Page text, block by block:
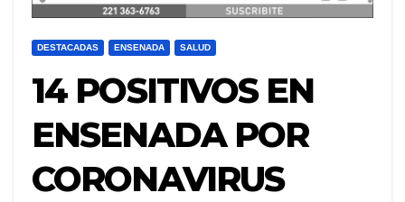
DESTACADAS ENSENADA SALUD
14 POSITIVOS EN
ENSENADA POR
CORONAVIRUS